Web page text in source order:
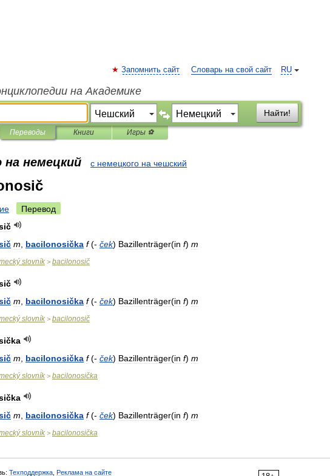
RU
Запомнить сайт Словарь на свой сайт
на Академике
Найти!
Переводы Книги Игры ⚽
на немецкий с немецкого на чешский
Перевод
m bacilonosička f(- ček) Bazillenträger(in f) m
slovník > bacilonosič
m bacilonosička f(- ček) Bazillenträger(in f) m
slovník > bacilonosič
m bacilonosička f(- ček) Bazillenträger(in f) m
slovník > bacilonosička
m bacilonosička f(- ček) Bazillenträger(in f) m
slovník > bacilonosička
Техподдержка Реклама на сайте